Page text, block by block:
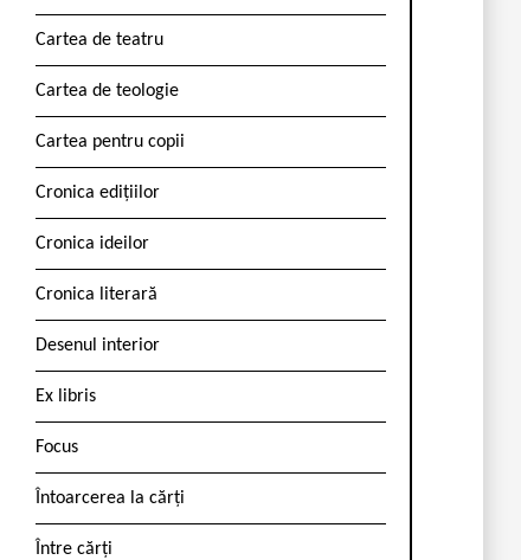
Cartea de teatru
Cartea de teologie
Cartea pentru copii
Cronica edițiilor
Cronica ideilor
Cronica literară
Desenul interior
Ex libris
Focus
Întoarcerea la cărți
Între cărți